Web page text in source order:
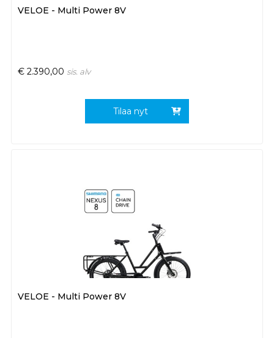
VELOE - Multi Power 8V
€ 2.390,00 sis. alv
Tilaa nyt
VELOE - Multi Power 8V